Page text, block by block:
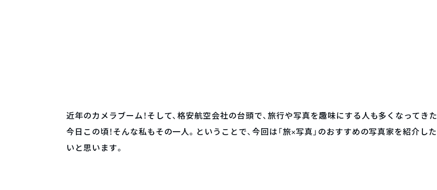
近年のカメラブーム！そして、格安航空会社の台頭で、旅行や写真を趣味にする人も多くなってきた
今日この頃！そんな私もその一人。ということで、今回は「旅×写真」のおすすめの写真家を紹介した
いと思います。